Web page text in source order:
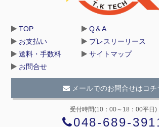
TOP
お支払い
送料・手数料
お問合せ
Q＆A
プレスリーリース
サイトマップ
メールでのお問合せはコチ
受付時間(10：00～18：00平日)
048-689-